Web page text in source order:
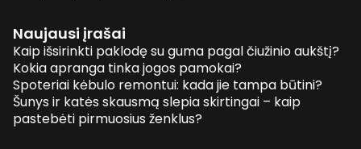
Naujausi įrašai
Kaip išsirinkti paklodę su guma pagal čiužinio aukštį?
Kokia apranga tinka jogos pamokai?
Spoteriai kėbulo remontui: kada jie tampa būtini?
Šunys ir katės skausmą slepia skirtingai – kaip
pastebėti pirmuosius ženklus?